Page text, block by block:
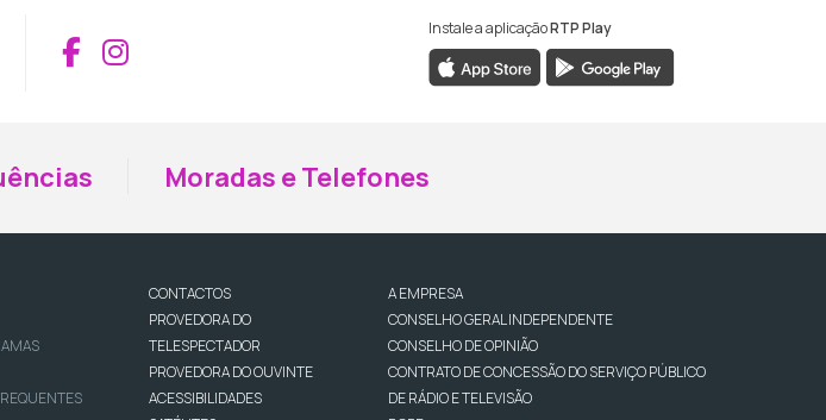
Aceder ao Facebook da RTP Madeira
Aceder ao Instagram da RTP Madeira
Instale a aplicaçãoRTP Play
Moradas e Telefones
CONTACTOS
PROVEDORA DO
TELESPECTADOR
PROVEDORA DO OUVINTE
ACESSIBILIDADES
A EMPRESA
CONSELHO GERAL INDEPENDENTE
CONSELHO DE OPINIÃO
CONTRATO DE CONCESSÃO DO SERVIÇO PÚBLICO
DE RÁDIO E TELEVISÃO